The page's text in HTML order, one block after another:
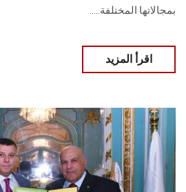
بمجالاتها المختلفة.....
اقرأ المزيد